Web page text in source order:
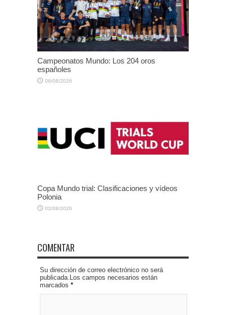
Campeonatos Mundo: Los 204 oros
españoles
06/08/2026
Copa Mundo trial: Clasificaciones y vídeos
Polonia
02/08/2026
COMENTAR
Su dirección de correo electrónico no será
publicada.Los campos necesarios están
marcados *